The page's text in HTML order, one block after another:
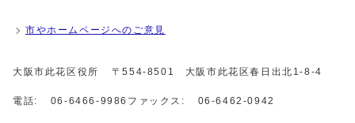
市やホームページへのご意見
大阪市此花区役所 〒554-8501 大阪市此花区春日出北1-8-4
電話: 06-6466-9986 ファックス: 06-6462-0942